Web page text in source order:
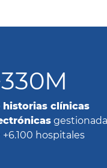
historias clínicas
+6.100 hospitales